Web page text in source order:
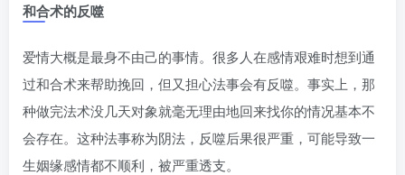
和合术的反噬
爱情大概是最身不由己的事情。很多人在感情艰难时想到通
过和合术来帮助挽回，但又担心法事会有反噬。事实上，那
种做完法术没几天对象就毫无理由地回来找你的情况基本不
会存在。这种法事称为阴法，反噬后果很严重，可能导致一
生姻缘感情都不顺利，被严重透支。